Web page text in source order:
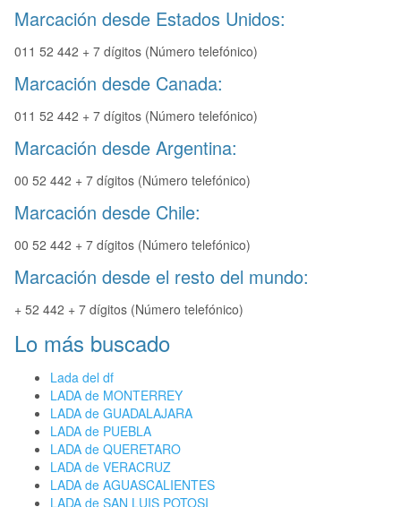
Marcación desde Estados Unidos:
011 52 442 + 7 dígitos (Número telefónico)
Marcación desde Canada:
011 52 442 + 7 dígitos (Número telefónico)
Marcación desde Argentina:
00 52 442 + 7 dígitos (Número telefónico)
Marcación desde Chile:
00 52 442 + 7 dígitos (Número telefónico)
Marcación desde el resto del mundo:
+ 52 442 + 7 dígitos (Número telefónico)
Lo más buscado
Lada del df
LADA de MONTERREY
LADA de GUADALAJARA
LADA de PUEBLA
LADA de QUERETARO
LADA de VERACRUZ
LADA de AGUASCALIENTES
LADA de SAN LUIS POTOSI